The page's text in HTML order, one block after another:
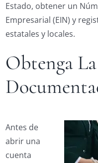
Estado, obtener un
Empresarial (EIN) y
estatales y locales.
Obtenga La
Antes de
abrir una
cuenta